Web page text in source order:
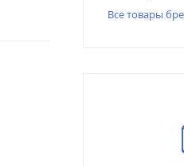
Все товары